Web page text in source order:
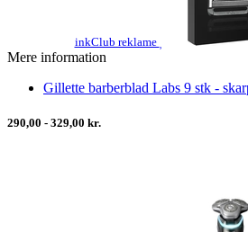
inkClub reklame
Mere information
Gillette barberblad Labs 9 stk -
290,00 - 329,00 kr.